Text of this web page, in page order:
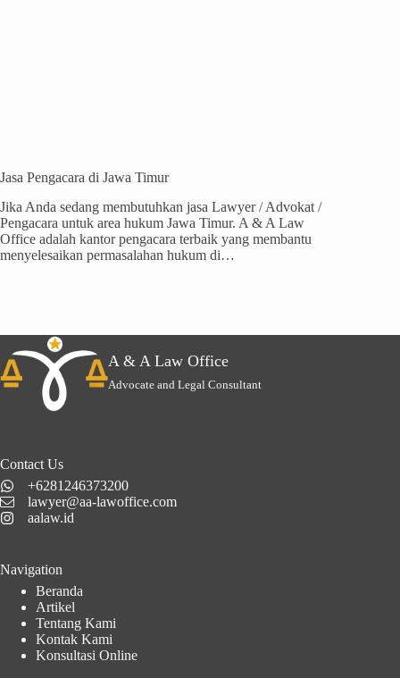
Jasa Pengacara di Jawa Timur
Jika Anda sedang membutuhkan jasa Lawyer / Advokat /
Pengacara untuk area hukum Jawa Timur. A & A Law
Office adalah kantor pengacara terbaik yang membantu
menyelesaikan permasalahan hukum di…
A & A Law Office
Advocate and Legal Consultant
Contact Us
+6281246373200
lawyer@aa-lawoffice.com
aalaw.id
Navigation
Beranda
Artikel
Tentang Kami
Kontak Kami
Konsultasi Online